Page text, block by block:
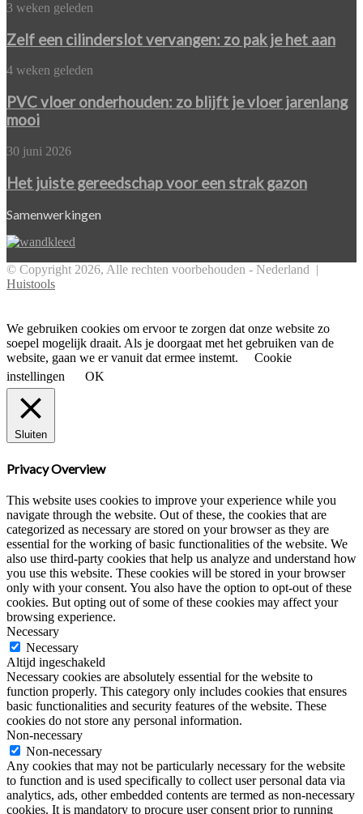
de
van
Zelf
cilinderslot
vervangen:
zo
je
het
aan
3 weken geleden
Zelf een cilinderslot vervangen: zo pak je het aan
PVC
onderhouden:
zo
blijft
vloer
mooi
4 weken geleden
PVC vloer onderhouden: zo blijft je vloer jarenlang
mooi
Het
gereedschap
voor
een
strak
gazon
30 juni 2026
Het juiste gereedschap voor een strak gazon
Samenwerkingen
© Copyright 2026, Alle rechten voorbehouden - Nederland |
Huistools
top
button
We gebruiken cookies om ervoor te zorgen dat onze website zo
soepel mogelijk draait. Als je doorgaat met het gebruiken van de
website, gaan we er vanuit dat ermee instemt.
Cookie
instellingen
OK
Sluiten
Privacy Overview
This website uses cookies to improve your experience while you
navigate through the website. Out of these, the cookies that are
categorized as necessary are stored on your browser as they are
essential for the working of basic functionalities of the website. We
also use third-party cookies that help us analyze and understand how
you use this website. These cookies will be stored in your browser
only with your consent. You also have the option to opt-out of these
cookies. But opting out of some of these cookies may affect your
browsing experience.
Necessary
Necessary
Altijd ingeschakeld
Necessary cookies are absolutely essential for the website to
function properly. This category only includes cookies that ensures
basic functionalities and security features of the website. These
cookies do not store any personal information.
Non-necessary
Non-necessary
Any cookies that may not be particularly necessary for the website
to function and is used specifically to collect user personal data via
analytics, ads, other embedded contents are termed as non-necessary
cookies. It is mandatory to procure user consent prior to running